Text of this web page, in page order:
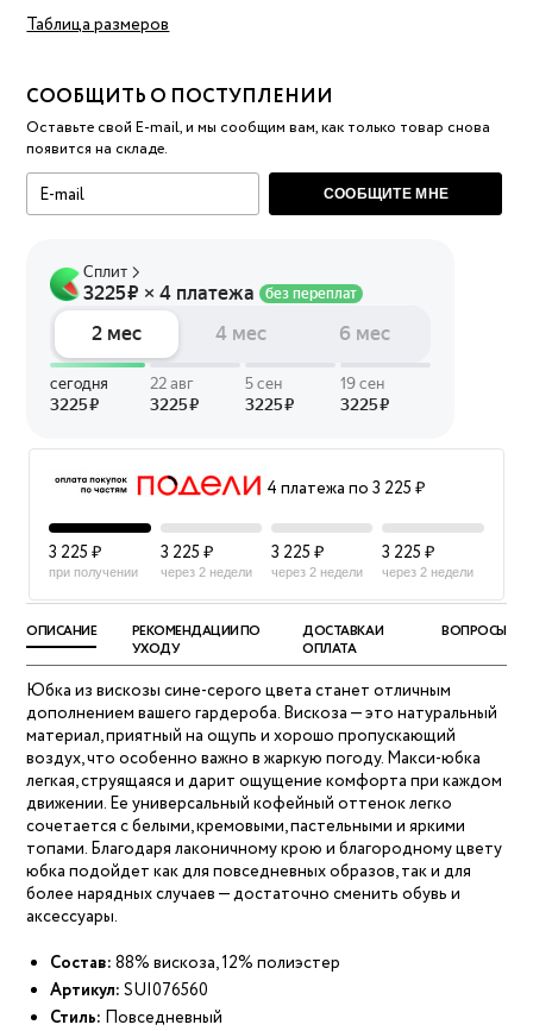
Таблица размеров
СООБЩИТЬ О ПОСТУПЛЕНИИ
Оставьте свой E-mail, и мы сообщим вам, как только товар снова
появится на складе.
СООБЩИТЕ МНЕ
4 платежа по 3 225 ₽
3 225 ₽
при получении
3 225 ₽
через 2 недели
3 225 ₽
через 2 недели
3 225 ₽
через 2 недели
ОПИСАНИЕ
РЕКОМЕНДАЦИИ ПО
УХОДУ
ДОСТАВКА И
ОПЛАТА
ВОПРОСЫ
Юбка из вискозы сине-серого цвета станет отличным
дополнением вашего гардероба. Вискоза — это натуральный
материал, приятный на ощупь и хорошо пропускающий
воздух, что особенно важно в жаркую погоду. Макси-юбка
легкая, струящаяся и дарит ощущение комфорта при каждом
движении. Ее универсальный кофейный оттенок легко
сочетается с белыми, кремовыми, пастельными и яркими
топами. Благодаря лаконичному крою и благородному цвету
юбка подойдет как для повседневных образов, так и для
более нарядных случаев — достаточно сменить обувь и
аксессуары.
Состав: 88% вискоза, 12% полиэстер
Артикул: SUI076560
Стиль: Повседневный